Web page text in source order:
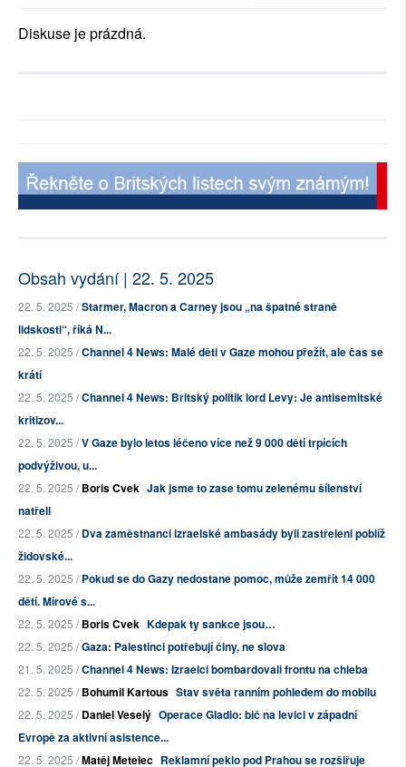
Diskuse je prázdná.
Obsah vydání | 22. 5. 2025
22. 5. 2025 /Starmer, Macron a Carney jsou „na špatné straně
lidskosti“, říká N...
22. 5. 2025 /Channel 4 News: Malé děti v Gaze mohou přežít, ale čas se
krátí
22. 5. 2025 /Channel 4 News: Britský politik lord Levy: Je antisemitské
kritizov...
22. 5. 2025 /V Gaze bylo letos léčeno více než 9 000 dětí trpících
podvýživou, u...
22. 5. 2025 /Boris Cvek Jak jsme to zase tomu zelenému šílenství
natřeli
22. 5. 2025 /Dva zaměstnanci izraelské ambasády byli zastřeleni poblíž
židovské...
22. 5. 2025 /Pokud se do Gazy nedostane pomoc, může zemřít 14 000
dětí. Mírové s...
22. 5. 2025 /Boris Cvek Kdepak ty sankce jsou…
22. 5. 2025 /Gaza: Palestinci potřebují činy, ne slova
21. 5. 2025 /Channel 4 News: Izraelci bombardovali frontu na chleba
22. 5. 2025 /Bohumil Kartous Stav světa ranním pohledem do mobilu
22. 5. 2025 /Daniel Veselý Operace Gladio: bič na levici v západní
Evropě za aktivní asistence...
22. 5. 2025 /Matěj Metelec Reklamní peklo pod Prahou se rozšiřuje